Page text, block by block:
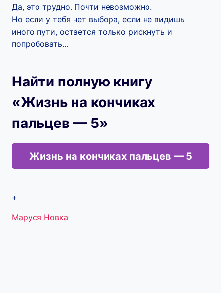
Да, это трудно. Почти невозможно.
Но если у тебя нет выбора, если не видишь
иного пути, остается только рискнуть и
попробовать…
Найти полную книгу
«Жизнь на кончиках
пальцев — 5»
Жизнь на кончиках пальцев — 5
+
Метки
Маруся Новка